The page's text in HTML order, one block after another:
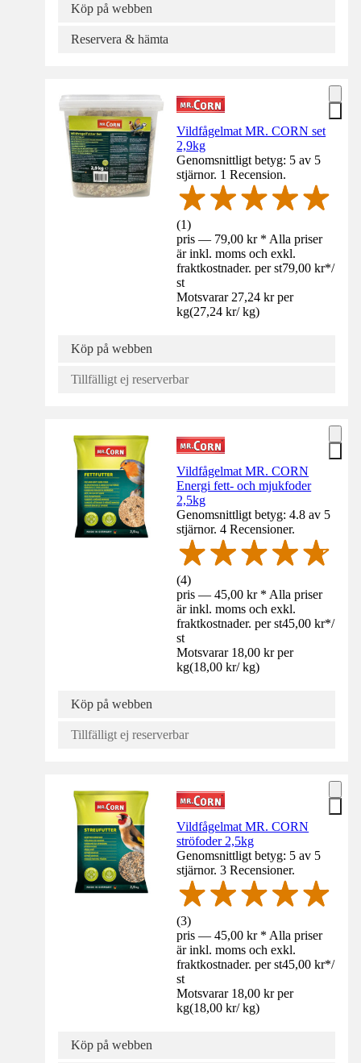
Köp på webben
Reservera & hämta
Vildfågelmat MR. CORN set
2,9kg
Genomsnittligt betyg: 5 av 5
stjärnor. 1 Recension.
(1)
pris — 79,00 kr * Alla priser
är inkl. moms och exkl.
fraktkostnader. per st79,00 kr*/
st
Motsvarar 27,24 kr per
kg(27,24 kr/ kg)
Köp på webben
Tillfälligt ej reserverbar
Vildfågelmat MR. CORN
Energi fett- och mjukfoder
2,5kg
Genomsnittligt betyg: 4.8 av 5
stjärnor. 4 Recensioner.
(4)
pris — 45,00 kr * Alla priser
är inkl. moms och exkl.
fraktkostnader. per st45,00 kr*/
st
Motsvarar 18,00 kr per
kg(18,00 kr/ kg)
Köp på webben
Tillfälligt ej reserverbar
Vildfågelmat MR. CORN
ströfoder 2,5kg
Genomsnittligt betyg: 5 av 5
stjärnor. 3 Recensioner.
(3)
pris — 45,00 kr * Alla priser
är inkl. moms och exkl.
fraktkostnader. per st45,00 kr*/
st
Motsvarar 18,00 kr per
kg(18,00 kr/ kg)
Köp på webben